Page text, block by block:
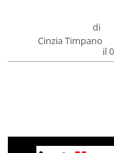
di
Cinzia Timpano
il